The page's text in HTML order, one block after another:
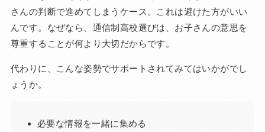
さんの判断で進めてしまうケース。これは避けた方がいい
んです。なぜなら、通信制高校選びは、お子さんの意思を
尊重することが何より大切だからです。
代わりに、こんな姿勢でサポートされてみてはいかがでし
ょうか。
必要な情報を一緒に集める